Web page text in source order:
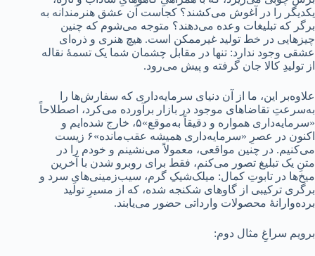
یکدیگر را در آغوش می‌کشند؟ کجاست آن عشق هنرمندانه به
برگر که تبلیغات وعده می‌دهند؟ متوجه می‌شوم که چنین
چیزهایی در خط تولید غیرممکن است. هیچ هنری و ذره‌ای
عشقی وجود ندارد: تنها در مقابل چشمان شما یک تسمۀ نقاله
از تولیدِ کالا جان گرفته و پیش می‌رود.
علاوه‌بر این، ما از آن دنیای سرمایه‌داری که سفارش‌ها را
به‌سرعتِ تقاضاهای موجود در بازار برآورده می‌کرد، اصطلاحاً
«سرمایه‌داری همواره و دقیقاً به‌موقع»۵، خارج شده‌ایم و
اکنون در عصرِ «سرمایه‌داری همیشه عقب‌مانده»۶ زیست
می‌کنیم. در چنین مواقعی، معمولاً می‌نشینم و خودم را در
متنِ یک تبلیغ تصور می‌کنم، فقط برای روبرو شدن با آخرین
میخ‌ها در تابوتِ کمال: میلک‌شیکِ گرم، سیب‌زمینی‌هایِ سرد و
برگری ترکیبی از گاوهای شکنجه شده، که از مسیرِ تولید
برده‌وارانۀ محصولات وارداتی حضور می‌یابند.
برویم سراغِ مثال دوم: